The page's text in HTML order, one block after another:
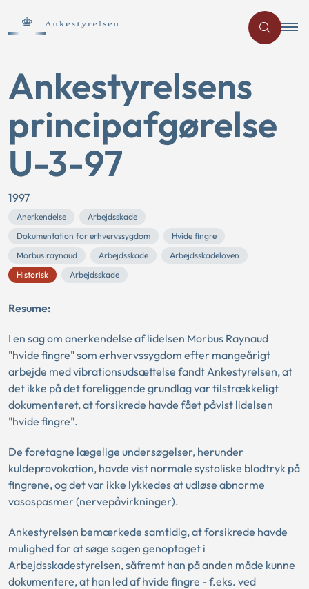
Ankestyrelsens
principafgørelse
U-3-97
1997
Anerkendelse
Arbejdsskade
Dokumentation for erhvervssygdom
Hvide fingre
Morbus raynaud
Arbejdsskade
Arbejdsskadeloven
Historisk
Arbejdsskade
Resume:
I en sag om anerkendelse af lidelsen Morbus Raynaud
"hvide fingre" som erhvervssygdom efter mangeårigt
arbejde med vibrationsudsættelse fandt Ankestyrelsen, at
det ikke på det foreliggende grundlag var tilstrækkeligt
dokumenteret, at forsikrede havde fået påvist lidelsen
"hvide fingre".
De foretagne lægelige undersøgelser, herunder
kuldeprovokation, havde vist normale systoliske blodtryk på
fingrene, og det var ikke lykkedes at udløse abnorme
vasospasmer (nervepåvirkninger).
Ankestyrelsen bemærkede samtidig, at forsikrede havde
mulighed for at søge sagen genoptaget i
Arbejdsskadestyrelsen, såfremt han på anden måde kunne
dokumentere, at han led af hvide fingre - f.eks. ved